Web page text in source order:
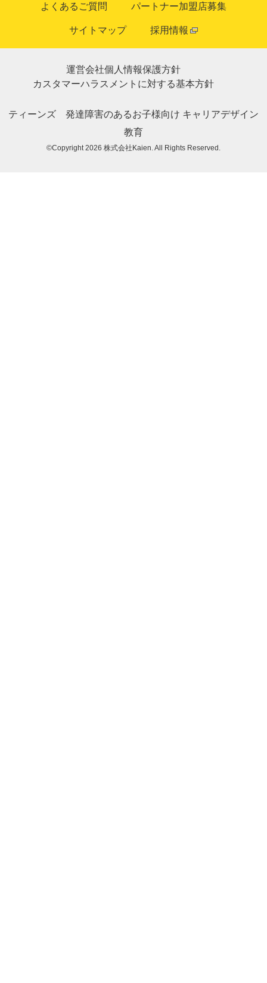
よくあるご質問 パートナー加盟店募集
サイトマップ 採用情報
運営会社個人情報保護方針
カスタマーハラスメントに対する基本方針
ティーンズ 発達障害のあるお子様向け キャリアデザイン
教育
©Copyright 2026 株式会社Kaien . All Rights Reserved.